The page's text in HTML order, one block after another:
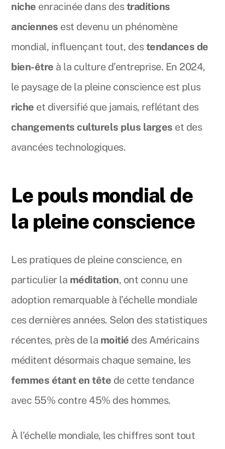
niche enracinée dans destraditions
anciennes est devenu un phénomène
mondial, influençant tout, destendances de
bien-être à la culture d’entreprise. En 2024,
le paysage de la pleine conscience est plus
riche et diversifié que jamais, reflétant des
changements culturels plus larges et des
avancées technologiques.
Le pouls mondial de
la pleine conscience
Les pratiques de pleine conscience, en
particulier la méditation, ont connu une
adoption remarquable à l’échelle mondiale
ces dernières années. Selon des statistiques
récentes, près de la moitié des Américains
méditent désormais chaque semaine, les
femmes étant en tête de cette tendance
avec 55% contre 45% des hommes.
À l’échelle mondiale, les chiffres sont tout